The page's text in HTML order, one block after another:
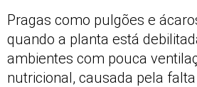
Pragas como pulgões e
quando a planta está
ambientes com pouca
nutricional, causada pela